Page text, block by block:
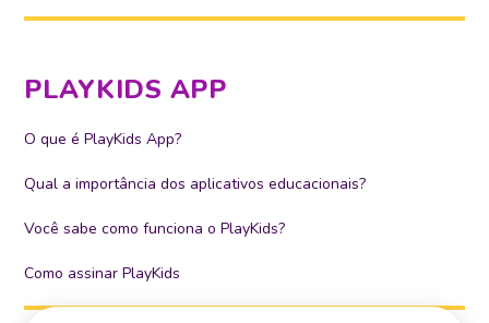
PLAYKIDS APP
O que é PlayKids App?
Qual a importância dos aplicativos educacionais?
Você sabe como funciona o PlayKids?
Como assinar PlayKids